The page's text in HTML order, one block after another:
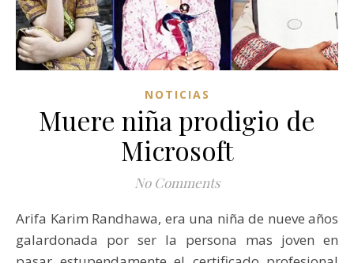
NOTICIAS
Muere niña prodigio de
Microsoft
No Comments
Arifa Karim Randhawa, era una niña de nueve años
galardonada por ser la persona mas joven en